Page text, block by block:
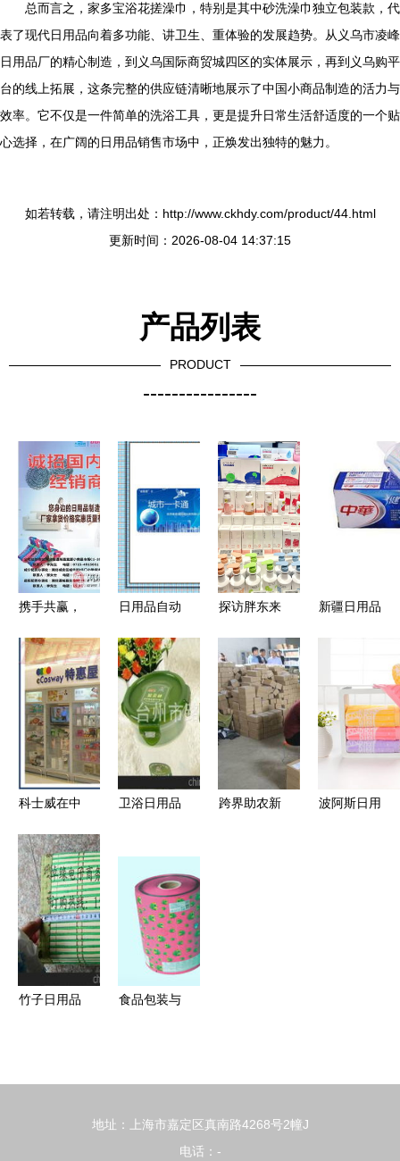
总而言之，家多宝浴花搓澡巾，特别是其中砂洗澡巾独立包装款，代
表了现代日用品向着多功能、讲卫生、重体验的发展趋势。从义乌市凌峰
日用品厂的精心制造，到义乌国际商贸城四区的实体展示，再到义乌购平
台的线上拓展，这条完整的供应链清晰地展示了中国小商品制造的活力与
效率。它不仅是一件简单的洗浴工具，更是提升日常生活舒适度的一个贴
心选择，在广阔的日用品销售市场中，正焕发出独特的魅力。
如若转载，请注明出处：http://www.ckhdy.com/product/44.html
更新时间：2026-08-04 14:37:15
产品列表
PRODUCT
----------------
携手共赢，
——诚招日
用品经销商
日用品自动
联盟一卡通
革新零售新
模式
探访胖东来
后的美妆与
日用杂品销
售启示录
新疆日用品
华牙膏厂家
直销渠道
科士威在中
用品加盟中
心与直销博
客网的融合
发展
卫浴日用品
发市场全攻
略 价格、
采购与销售
指南
跨界助农新
波阿斯日用
竹子日用品
食品包装与
地址：上海市嘉定区真南路4268号2幢J
电话：-